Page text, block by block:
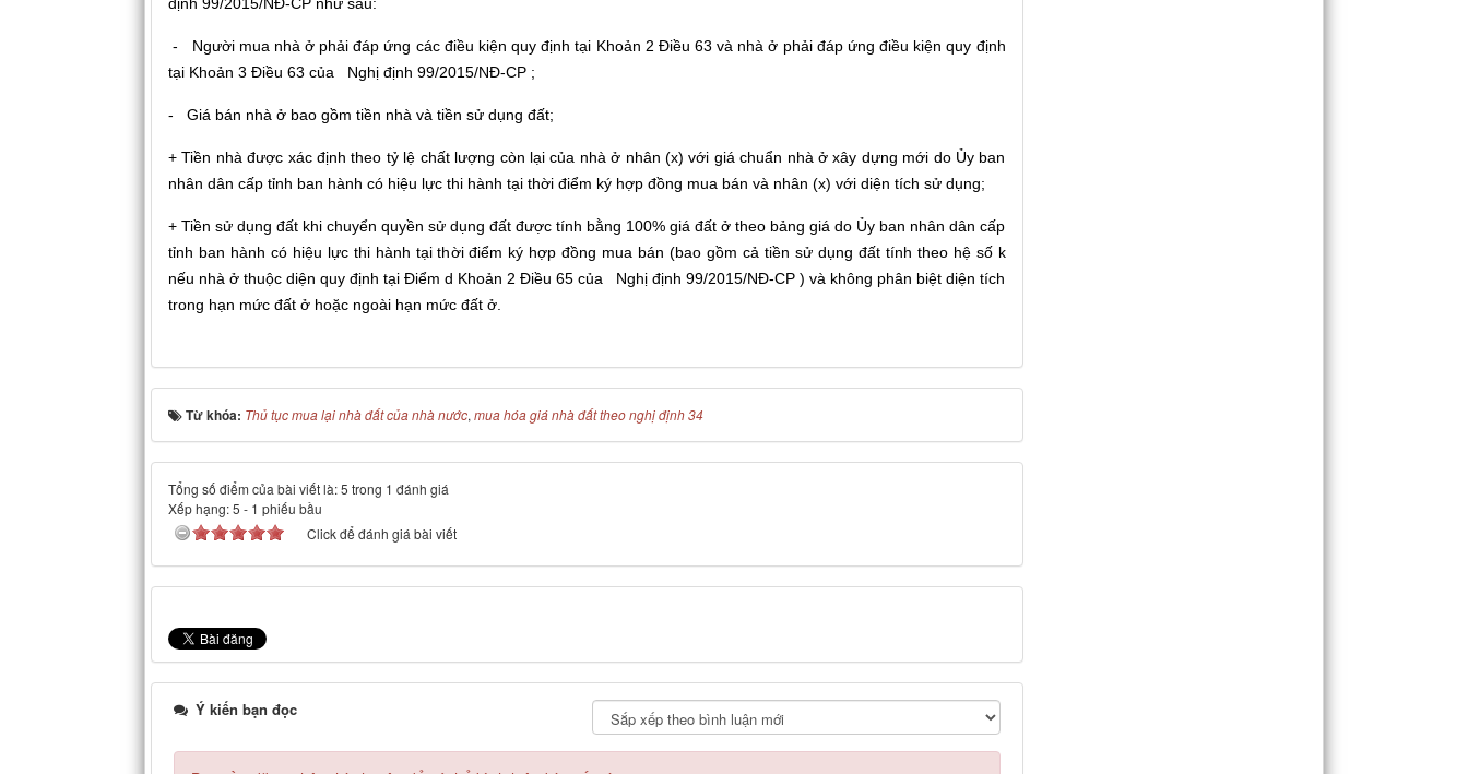
định 99/2015/NĐ-CP như sau:
- Người mua nhà ở phải đáp ứng các điều kiện quy định tại Khoản 2 Điều 63 và nhà ở phải đáp ứng điều kiện quy định
tại Khoản 3 Điều 63 của Nghị định 99/2015/NĐ-CP ;
- Giá bán nhà ở bao gồm tiền nhà và tiền sử dụng đất;
+ Tiền nhà được xác định theo tỷ lệ chất lượng còn lại của nhà ở nhân (x) với giá chuẩn nhà ở xây dựng mới do Ủy ban
nhân dân cấp tỉnh ban hành có hiệu lực thi hành tại thời điểm ký hợp đồng mua bán và nhân (x) với diện tích sử dụng;
+ Tiền sử dụng đất khi chuyển quyền sử dụng đất được tính bằng 100% giá đất ở theo bảng giá do Ủy ban nhân dân cấp
tỉnh ban hành có hiệu lực thi hành tại thời điểm ký hợp đồng mua bán (bao gồm cả tiền sử dụng đất tính theo hệ số k
nếu nhà ở thuộc diện quy định tại Điểm d Khoản 2 Điều 65 của Nghị định 99/2015/NĐ-CP ) và không phân biệt diện tích
trong hạn mức đất ở hoặc ngoài hạn mức đất ở.
Từ khóa: Thủ tục mua lại nhà đất của nhà nước, mua hóa giá nhà đất theo nghị định 34
Tổng số điểm của bài viết là: 5 trong 1 đánh giá
Xếp hạng:5 - 1 phiếu bầu
Click để đánh giá bài viết
Ý kiến bạn đọc